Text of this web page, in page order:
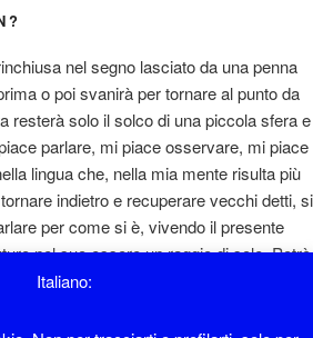
nel segno lasciato da una penna
o poi svanirà per tornare al punto da
resterà solo il solco di una piccola sfera e
parlare, mi piace osservare, mi piace
lingua che, nella mia mente risulta più
indietro e recuperare vecchi detti, si
per come si è, vivendo il presente
nel suo essere un raggio di sole. Potrò
lo sono, però si sta così bene ... "
Italiano: